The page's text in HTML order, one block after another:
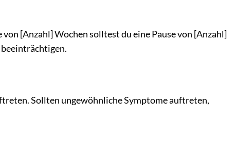
[Anzahl] Wochen solltest du eine Pause von [Anzahl]
Sollten ungewöhnliche Symptome auftreten,